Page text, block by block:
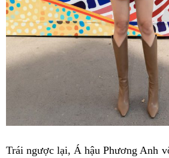
Trái ngược lại, Á hậu Phương Anh